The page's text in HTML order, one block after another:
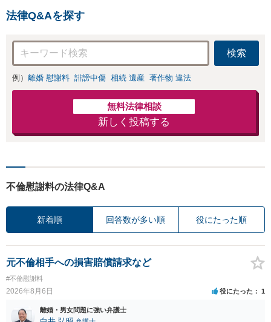
応可：開示請求の
意見照会が来たと
きの対処法、被害
者との示談交渉
法律Q&Aを探す
検索
例） 離婚 慰謝料 誹謗中傷 相続 遺産 著作物 違法
無料法律相談
新しく投稿する
不倫慰謝料の法律Q&A
新着順 回答数が多い順 役にたった順
元不倫相手への損害賠償請求など
#不倫慰謝料
2026年8月6日 役にたった 1
離婚・男女問題に強い弁護士